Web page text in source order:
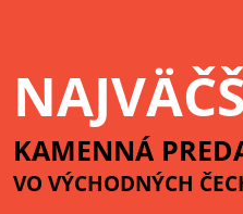
KAMENNÁ
VO VÝCHODNÝCH